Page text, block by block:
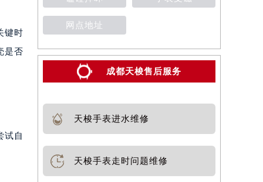
键时
是否
试自
网点地址
成都天梭售后服务
天梭手表进水维修
天梭手表走时问题维修